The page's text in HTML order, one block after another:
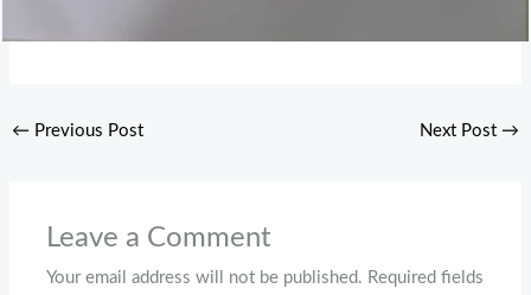
← Previous Post Next Post →
Leave a Comment
Your email address will not be published. Required fields